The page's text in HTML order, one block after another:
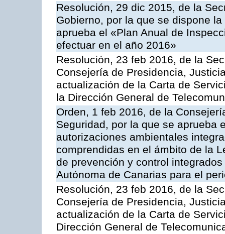
Resolución, 29 dic 2015, de la
Gobierno, por la que se dispone
aprueba el «Plan Anual de
efectuar en el año 2016»
Resolución, 23 feb 2016, de la
Consejería de Presidencia,
actualización de la Carta de
la Dirección General de
Orden, 1 feb 2016, de la
Seguridad, por la que se aprueba
autorizaciones ambientales
comprendidas en el ámbito de la
de prevención y control
Autónoma de Canarias para el
Resolución, 23 feb 2016, de la
Consejería de Presidencia,
actualización de la Carta de
Dirección General de